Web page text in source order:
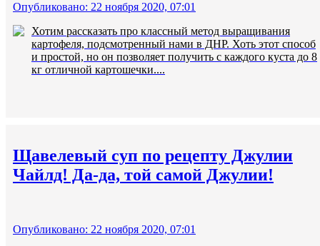
Опубликовано: 22 ноября 2020, 07:01
Хотим рассказать про классный метод выращивания
картофеля, подсмотренный нами в ДНР. Хоть этот способ
и простой, но он позволяет получить с каждого куста до 8
кг отличной картошечки....
Щавелевый суп по рецепту Джулии
Чайлд! Да-да, той самой Джулии!
Опубликовано: 22 ноября 2020, 07:01